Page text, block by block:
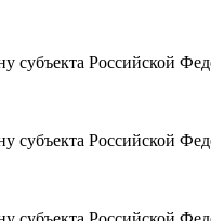
субъекта Российской
субъекта Российской